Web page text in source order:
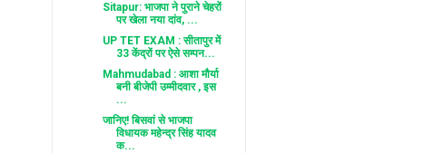
Sitapur: भाजपा ने पुराने चेहरों
पर खेला नया दांव, ...
UP TET EXAM : सीतापुर में
33 केंद्रों पर ऐसे सम्पन...
Mahmudabad : आशा मौर्या
बनी बीजेपी उम्मीदवार , इस
...
जानिए! बिसवां से भाजपा
विधायक महेन्द्र सिंह यादव
क...